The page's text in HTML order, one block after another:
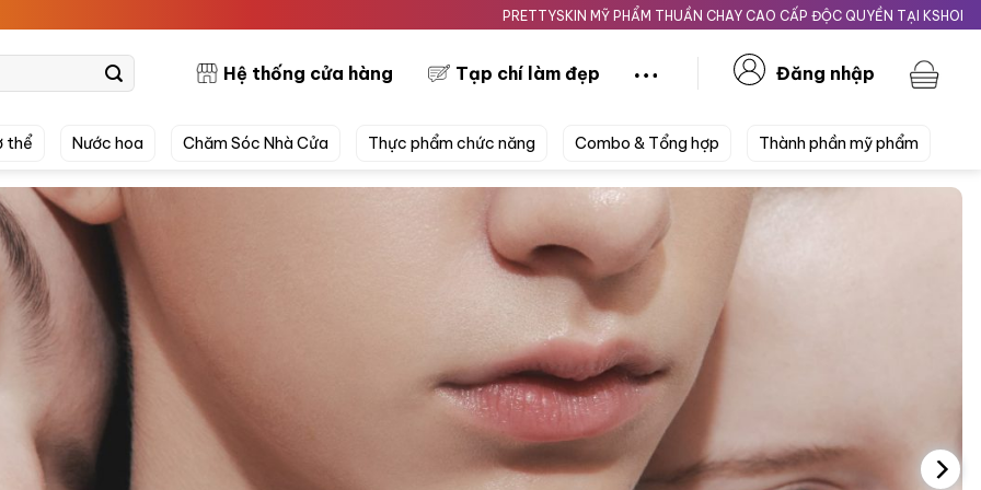
PRETTYSKIN MỸ PHẨM THUẦN CHAY CAO CẤP ĐỘC QUYỀN TẠI KSHOPBEAUTY.VN
Hệ thống cửa hàng Tạp chí làm đẹp Đăng nhập
thể Nước hoa Chăm Sóc Nhà Cửa Thực phẩm chức năng Combo & Tổng hợp Thành phần mỹ phẩm